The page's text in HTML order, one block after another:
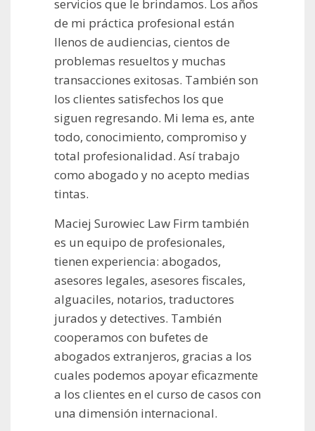
servicios que le brindamos. Los años
de mi práctica profesional están
llenos de audiencias, cientos de
problemas resueltos y muchas
transacciones exitosas. También son
los clientes satisfechos los que
siguen regresando. Mi lema es, ante
todo, conocimiento, compromiso y
total profesionalidad. Así trabajo
como abogado y no acepto medias
tintas.
Maciej Surowiec Law Firm también
es un equipo de profesionales,
tienen experiencia: abogados,
asesores legales, asesores fiscales,
alguaciles, notarios, traductores
jurados y detectives. También
cooperamos con bufetes de
abogados extranjeros, gracias a los
cuales podemos apoyar eficazmente
a los clientes en el curso de casos con
una dimensión internacional.